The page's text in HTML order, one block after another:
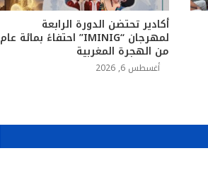
أكادير تحتضن الدورة الرابعة
لمهرجان “IMINIG” احتفاءً بمائة عام
من الهجرة المغربية
أغسطس 6, 2026